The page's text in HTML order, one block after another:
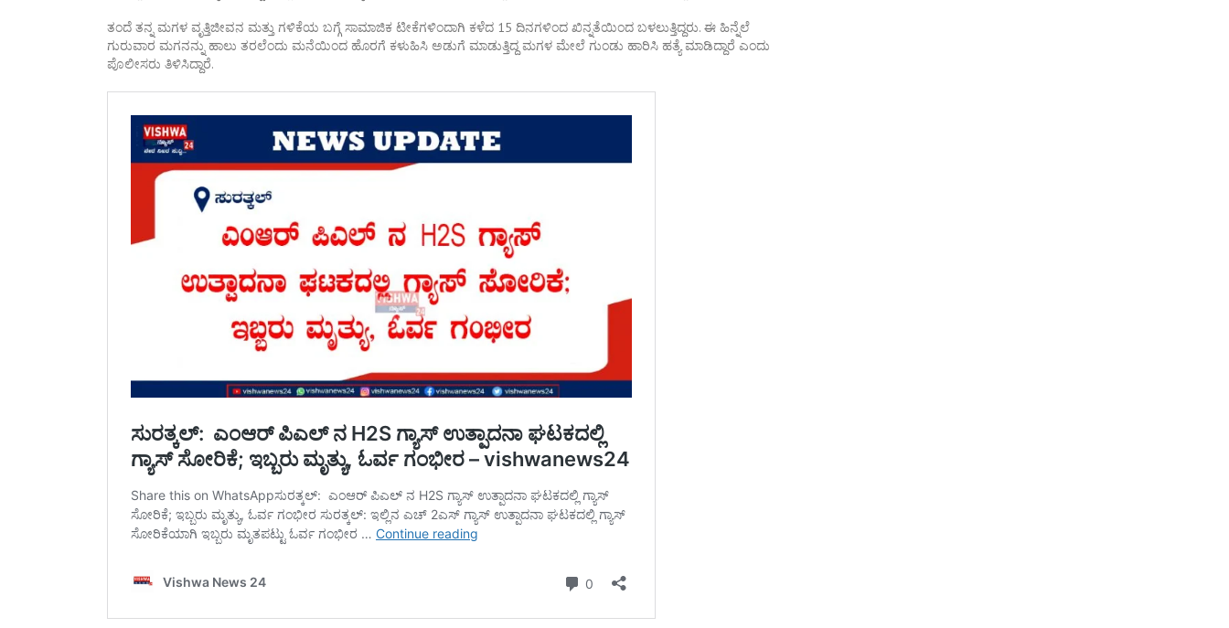
ತಂದೆ ತನ್ನ ಮಗಳ ವೃತ್ತಿಜೀವನ ಮತ್ತು ಗಳಿಕೆಯ ಬಗ್ಗೆ ಸಾಮಾಜಿಕ ಟೀಕೆಗಳಿಂದಾಗಿ ಕಳೆದ 15 ದಿನಗಳಿಂದ ಖಿನ್ನತೆಯಿಂದ ಬಳಲುತ್ತಿದ್ದರು. ಈ ಹಿನ್ನೆಲೆ
ಗುರುವಾರ ಮಗನನ್ನು ಹಾಲು ತರಲೆಂದು ಮನೆಯಿಂದ ಹೊರಗೆ ಕಳುಹಿಸಿ ಅಡುಗೆ ಮಾಡುತ್ತಿದ್ದ ಮಗಳ ಮೇಲೆ ಗುಂಡು ಹಾರಿಸಿ ಹತ್ಯೆ ಮಾಡಿದ್ದಾರೆ ಎಂದು
ಪೊಲೀಸರು ತಿಳಿಸಿದ್ದಾರೆ.